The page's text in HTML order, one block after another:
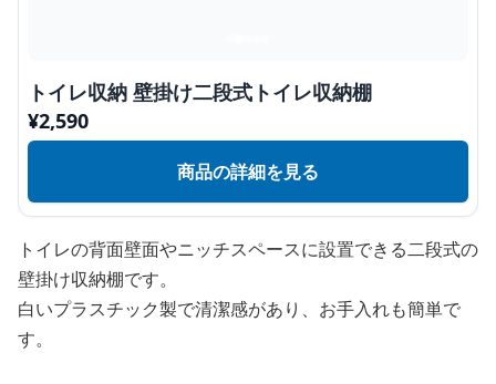
トイレ収納 壁掛け二段式トイレ収納棚
¥2,590
商品の詳細を見る
トイレの背面壁面やニッチスペースに設置できる二段式の
壁掛け収納棚です。
白いプラスチック製で清潔感があり、お手入れも簡単で
す。